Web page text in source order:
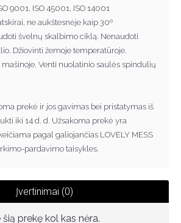
9001, ISO 45001, ISO 14001
ne aukštesnėje kaip 30º
švelnų skalbimo ciklą. Nenaudoti
Džiovinti žemoje temperatūroje.
Venti nuolatinio saulės spindulių
prekė ir jos gavimas bei pristatymas iš
iki 14 d. d. Užsakoma prekė yra
čiama pagal galiojančias LOVELY MESS
pardavimo taisykles.
Įvertinimai (0)
prekę kol kas nėra.